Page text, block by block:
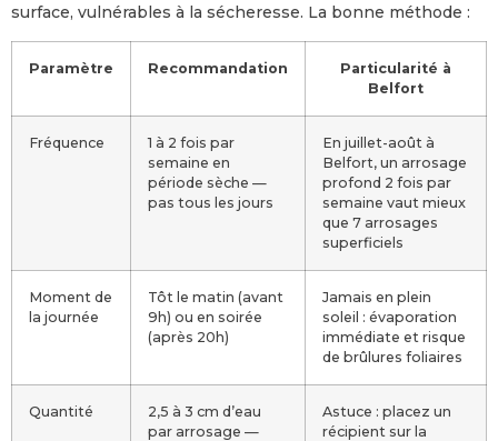
surface, vulnérables à la sécheresse. La bonne méthode :
Paramètre Recommandation
Particularité à
Belfort
Fréquence
1 à 2 fois par
semaine en
période sèche —
pas tous les jours
En juillet-août à
Belfort, un arrosage
profond 2 fois par
semaine vaut mieux
que 7 arrosages
superficiels
Moment de
la journée
Tôt le matin (avant
9h) ou en soirée
(après 20h)
Jamais en plein
soleil : évaporation
immédiate et risque
de brûlures foliaires
Quantité
2,5 à 3 cm d’eau
par arrosage —
Astuce : placez un
récipient sur la